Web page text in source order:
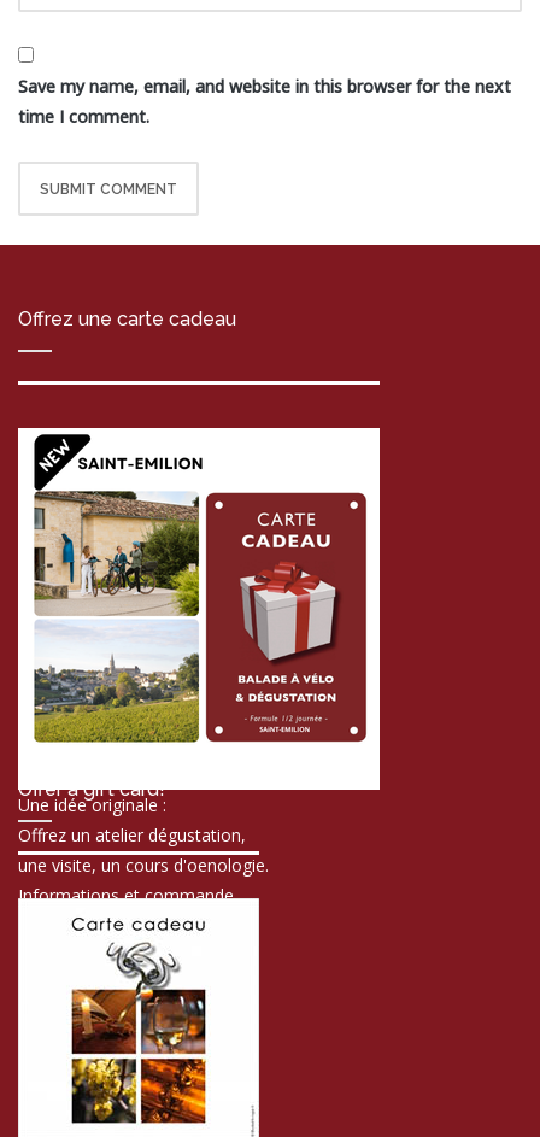
Save my name, email, and website in this browser for the next
time I comment.
Offrez une carte cadeau
Une idée originale :
Offrez un atelier dégustation,
une visite, un cours d'oenologie.
Informations et commande
Offer a gift card!